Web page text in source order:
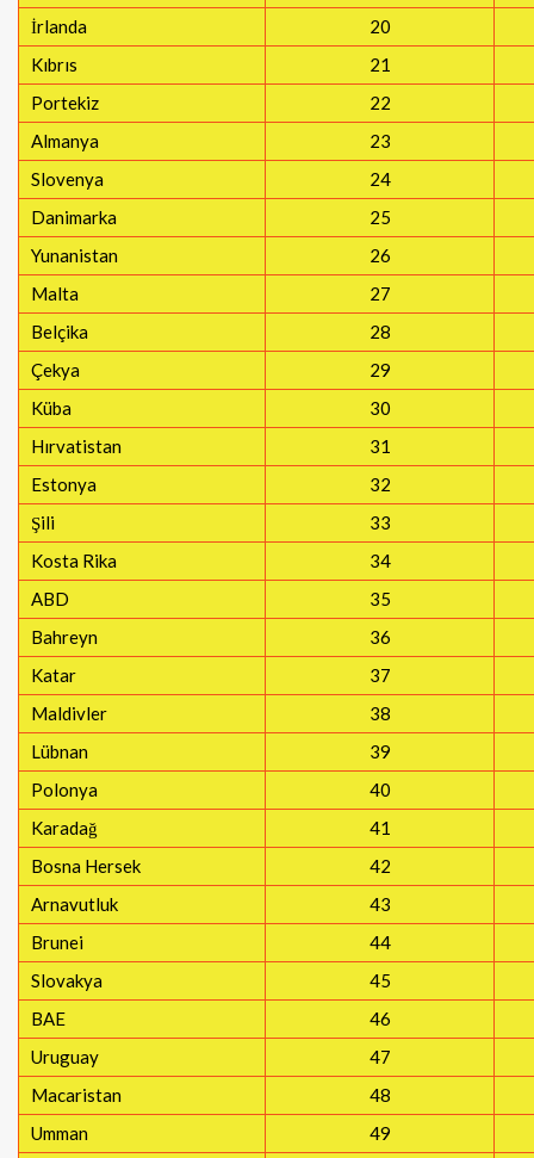
İrlanda
20
Kıbrıs
21
Portekiz
22
Almanya
23
Slovenya
24
Danimarka
25
Yunanistan
26
Malta
27
Belçika
28
Çekya
29
Küba
30
Hırvatistan
31
Estonya
32
Şili
33
Kosta Rika
34
ABD
35
Bahreyn
36
Katar
37
Maldivler
38
Lübnan
39
Polonya
40
Karadağ
41
Bosna Hersek
42
Arnavutluk
43
Brunei
44
Slovakya
45
BAE
46
Uruguay
47
Macaristan
48
Umman
49